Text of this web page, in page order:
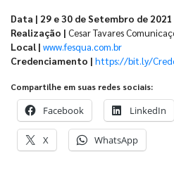
Data | 29 e 30 de Setembro de 2021
Realização | Cesar Tavares
Local | www.fesqua.com.br
Credenciamento | https://bit.ly/
Compartilhe em suas redes sociais:
Facebook LinkedIn
X WhatsApp